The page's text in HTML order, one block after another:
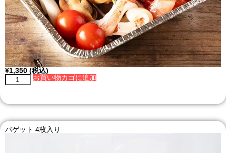
¥1,350 (税込)
お買い物カゴに追加
バゲット 4枚入り